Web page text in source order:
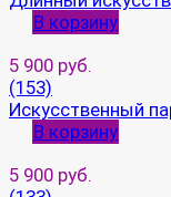
В корзину
5 900 руб.
(153)
Искусственный
В корзину
5 900 руб.